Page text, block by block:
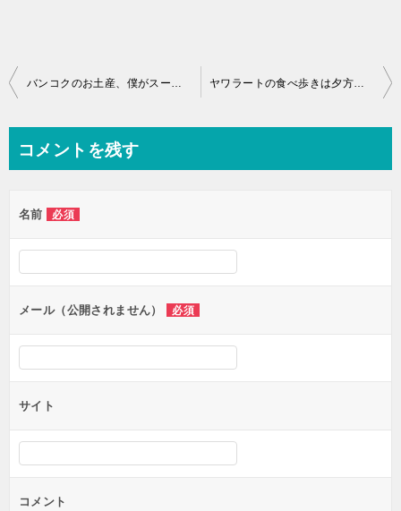
投
ビ
ー
シ
ョ
ン
コメントを残す
名前 必須
メール（公開されません） 必須
サイト
コメント